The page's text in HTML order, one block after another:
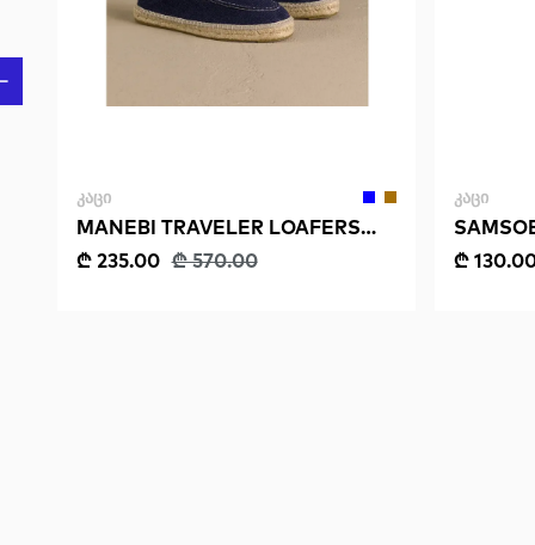
ᲙᲐᲪᲘ
MANEBI TRAVELER LOAFERS
ESPADRILLES
₾ 235.00 ₾ 570.00
ᲙᲐᲪᲘ
₾